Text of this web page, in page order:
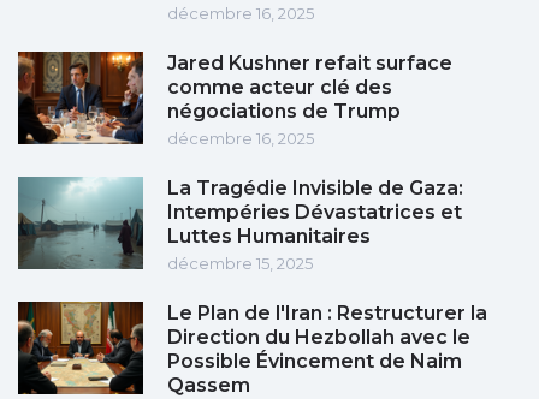
décembre 16, 2025
Jared Kushner refait surface
comme acteur clé des
négociations de Trump
décembre 16, 2025
La Tragédie Invisible de Gaza:
Intempéries Dévastatrices et
Luttes Humanitaires
décembre 15, 2025
Le Plan de l'Iran : Restructurer la
Direction du Hezbollah avec le
Possible Évincement de Naim
Qassem